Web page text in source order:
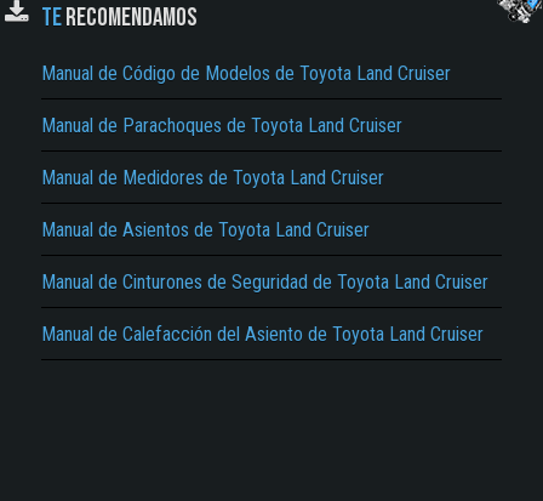
TERECOMENDAMOS
Manual de Código de Modelos de Toyota Land Cruiser
Manual de Parachoques de Toyota Land Cruiser
Manual de Medidores de Toyota Land Cruiser
Manual de Asientos de Toyota Land Cruiser
Manual de Cinturones de Seguridad de Toyota Land Cruiser
Manual de Calefacción del Asiento de Toyota Land Cruiser
El Título es incorrecto según el contenido.
Texto o Imagen de portada son erróneos.
No carga o no se visualiza el contenido.
Reportar otro tipo de error...